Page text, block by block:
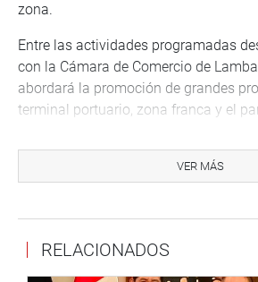
zona.
Entre las actividades programadas
con la Cámara de Comercio de
abordará la promoción de grandes
terminal portuario, zona franca y el
sector Pesca y la nueva Ley General
promover su desarrollo y el
Lambayeque, para analizar diversos
favor del profesorado; también se ha
VER MÁS
RELACIONADOS